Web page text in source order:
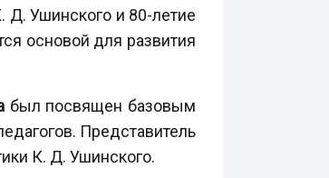
Д. Ушинского и 80-летие
основой для развития
был посвящен базовым
Представитель
К. Д. Ушинского.